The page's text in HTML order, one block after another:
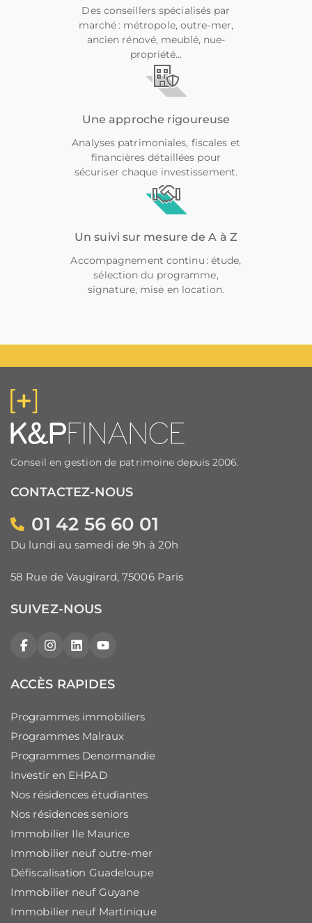
Des conseillers spécialisés par
marché : métropole, outre-mer,
ancien rénové, meublé, nue-
propriété…
Une approche rigoureuse
Analyses patrimoniales, fiscales et
financières détaillées pour
sécuriser chaque investissement.
Un suivi sur mesure de A à Z
Accompagnement continu : étude,
sélection du programme,
signature, mise en location.
Conseil en gestion de patrimoine depuis 2006.
CONTACTEZ-NOUS
01 42 56 60 01
Du lundi au samedi de 9h à 20h
58 Rue de Vaugirard, 75006 Paris
SUIVEZ-NOUS
FacebookInstagram
LinkedInYouTube
ACCÈS RAPIDES
Programmes immobiliers
Programmes Malraux
Programmes Denormandie
Investir en EHPAD
Nos résidences étudiantes
Nos résidences seniors
Immobilier Ile Maurice
Immobilier neuf outre-mer
Défiscalisation Guadeloupe
Immobilier neuf Guyane
Immobilier neuf Martinique